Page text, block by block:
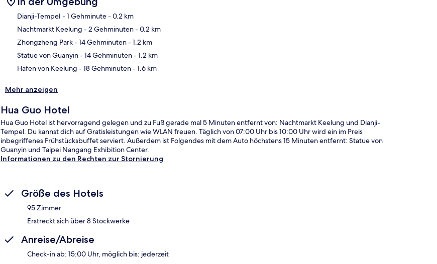
Dianji-Tempel - 1 Gehminute- 0.2 km
Nachtmarkt Keelung - 2 Gehminuten- 0.2 km
Zhongzheng Park- 14 Gehminuten- 1.2 km
Statue von Guanyin- 14 Gehminuten- 1.2 km
Hafen von Keelung - 18 Gehminuten- 1.6 km
Mehr anzeigen
Hua Guo Hotel
Hua Guo Hotel ist hervorragend gelegen und zu Fuß gerade mal 5 Minuten entfernt von: Nachtmarkt Keelung und Dianji-
Tempel. Du kannst dich auf Gratisleistungen wie WLAN freuen. Täglich von 07:00 Uhr bis 10:00 Uhr wird ein im Preis
inbegriffenes Frühstücksbuffet serviert. Außerdem ist Folgendes mit dem Auto höchstens 15 Minuten entfernt: Statue von
Guanyin und Taipei Nangang Exhibition Center.
Informationen zu den Rechten zur Stornierung
Größe des Hotels
95 Zimmer
Erstreckt sich über 8 Stockwerke
Anreise/Abreise
Check-in ab: 15:00 Uhr, möglich bis: jederzeit